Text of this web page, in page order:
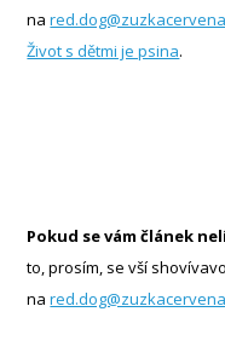
na
Život s dětmi je psina.
Pokud se vám článek
to, prosím, se vší
na